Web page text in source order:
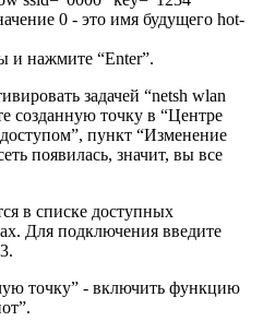
0 - это имя будущего hot-
и нажмите “Enter”.
задачей “netsh wlan
созданную точку в “Центре
пункт “Изменение
появилась, значит, вы все
в списке доступных
Для подключения введите
точку” - включить функцию